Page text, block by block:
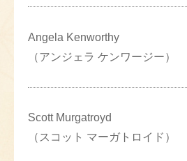
Angela Kenworthy
（アンジェラ ケンワージー）
Scott Murgatroyd
（スコット マーガトロイド）